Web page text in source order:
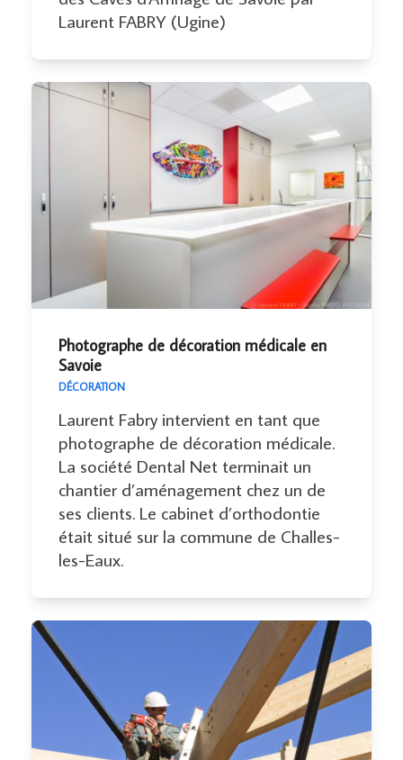
Laurent FABRY (Ugine)
Photographe de décoration médicale en
Savoie
DÉCORATION
Laurent Fabry intervient en tant que
photographe de décoration médicale.
La société Dental Net terminait un
chantier d’aménagement chez un de
ses clients. Le cabinet d’orthodontie
était situé sur la commune de Challes-
les-Eaux.